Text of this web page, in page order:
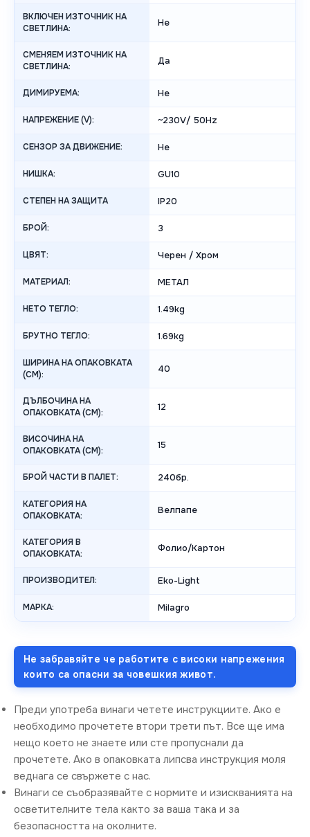
ВКЛЮЧЕН ИЗТОЧНИК НА
СВЕТЛИНА:
Не
СМЕНЯЕМ ИЗТОЧНИК НА
СВЕТЛИНА:
Да
ДИМИРУЕМА: Не
НАПРЕЖЕНИЕ (V): ~230V/ 50Hz
СЕНЗОР ЗА ДВИЖЕНИЕ: Не
НИШКА: GU10
СТЕПЕН НА ЗАЩИТА IP20
БРОЙ: 3
ЦВЯТ: Черен / Хром
МАТЕРИАЛ: МЕТАЛ
НЕТО ТЕГЛО: 1.49kg
БРУТНО ТЕГЛО: 1.69kg
ШИРИНА НА ОПАКОВКАТА
(CM):
40
ДЪЛБОЧИНА НА
ОПАКОВКАТА (CM):
12
ВИСОЧИНА НА
ОПАКОВКАТА (СМ):
15
БРОЙ ЧАСТИ В ПАЛЕТ: 240бр.
КАТЕГОРИЯ НА
ОПАКОВКАТА:
Велпапе
КАТЕГОРИЯ В
ОПАКОВКАТА:
Фолио/Картон
ПРОИЗВОДИТЕЛ: Eko-Light
МАРКА: Milagro
Не забравяйте че работите с високи напрежения
които са опасни за човешкия живот.
Преди употреба винаги четете инструкциите. Ако е
необходимо прочетете втори трети път. Все ще има
нещо което не знаете или сте пропуснали да
прочетете. Ако в опаковката липсва инструкция моля
веднага се свържете с нас.
Винаги се съобразявайте с нормите и изискванията на
осветителните тела както за ваша така и за
безопасността на околните.